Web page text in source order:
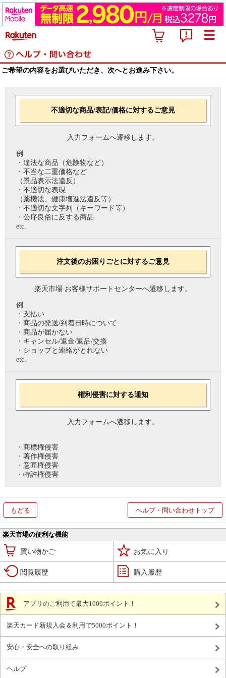
ご希望の内容をお選びいただき、次へとお進み下さい。
不適切な商品/表記/価格に対するご意見
入力フォームへ遷移します。
例
・違法な商品（危険物など）
・不当な二重価格など
（景品表示法違反）
・不適切な表現
（薬機法、健康増進法違反等）
・不適切な文字列（キーワード等）
・公序良俗に反する商品
etc.
注文後のお困りごとに対するご意見
楽天市場 お客様サポートセンターへ遷移します。
例
・支払い
・商品の発送/到着日時について
・商品が届かない
・キャンセル/返金/返品/交換
・ショップと連絡がとれない
etc.
権利侵害に対する通知
入力フォームへ遷移します。
・商標権侵害
・著作権侵害
・意匠権侵害
・特許権侵害
もどる ヘルプ・問い合わせトップ
楽天市場の便利な機能
買い物かご お気に入り
閲覧履歴 購入履歴
アプリのご利用で最大1000ポイント！
楽天カード新規入会＆利用で5000ポイント！
安心・安全への取り組み
ヘルプ